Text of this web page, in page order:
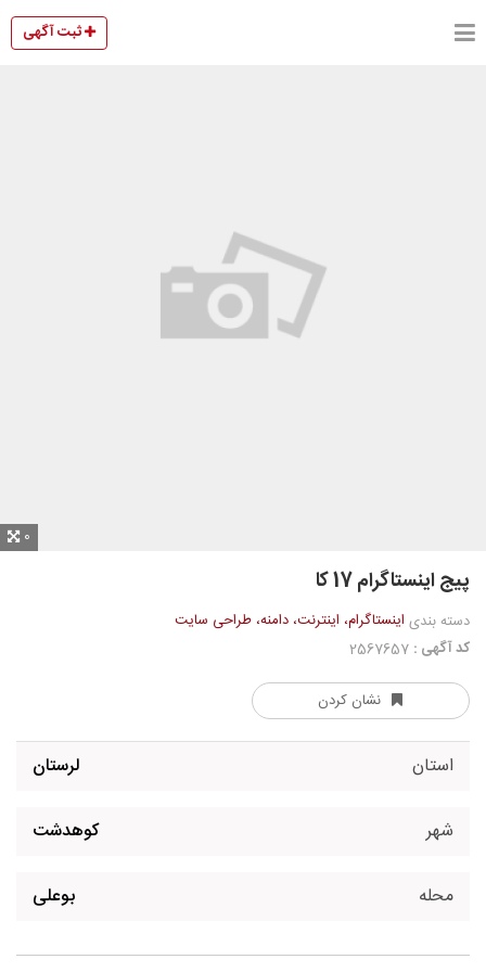
ثبت آگهی
0
پیج اینستاگرام 17 کا
دسته بندی اینستاگرام، اینترنت، دامنه، طراحی سایت
کد آگهی :
نشان کردن
استان لرستان
شهر کوهدشت
محله بوعلی